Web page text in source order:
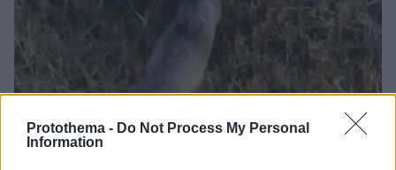
Protothema - Do Not Process My Personal
Information